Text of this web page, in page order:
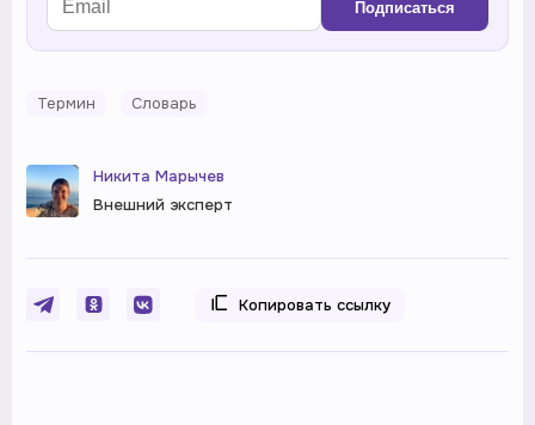
Подписаться
Термин Словарь
Никита Марычев
Внешний эксперт
Копировать ссылку